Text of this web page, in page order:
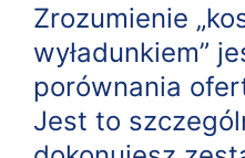
Zrozumienie
wyładunkiem”
porównania
Jest to